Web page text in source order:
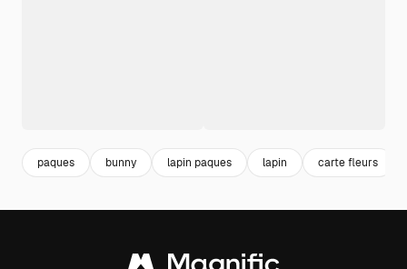
paques bunny lapin paques lapin carte fleurs